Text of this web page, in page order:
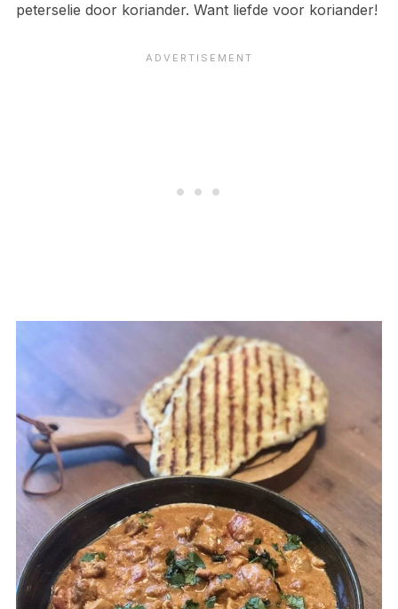
peterselie door koriander. Want liefde voor koriander!